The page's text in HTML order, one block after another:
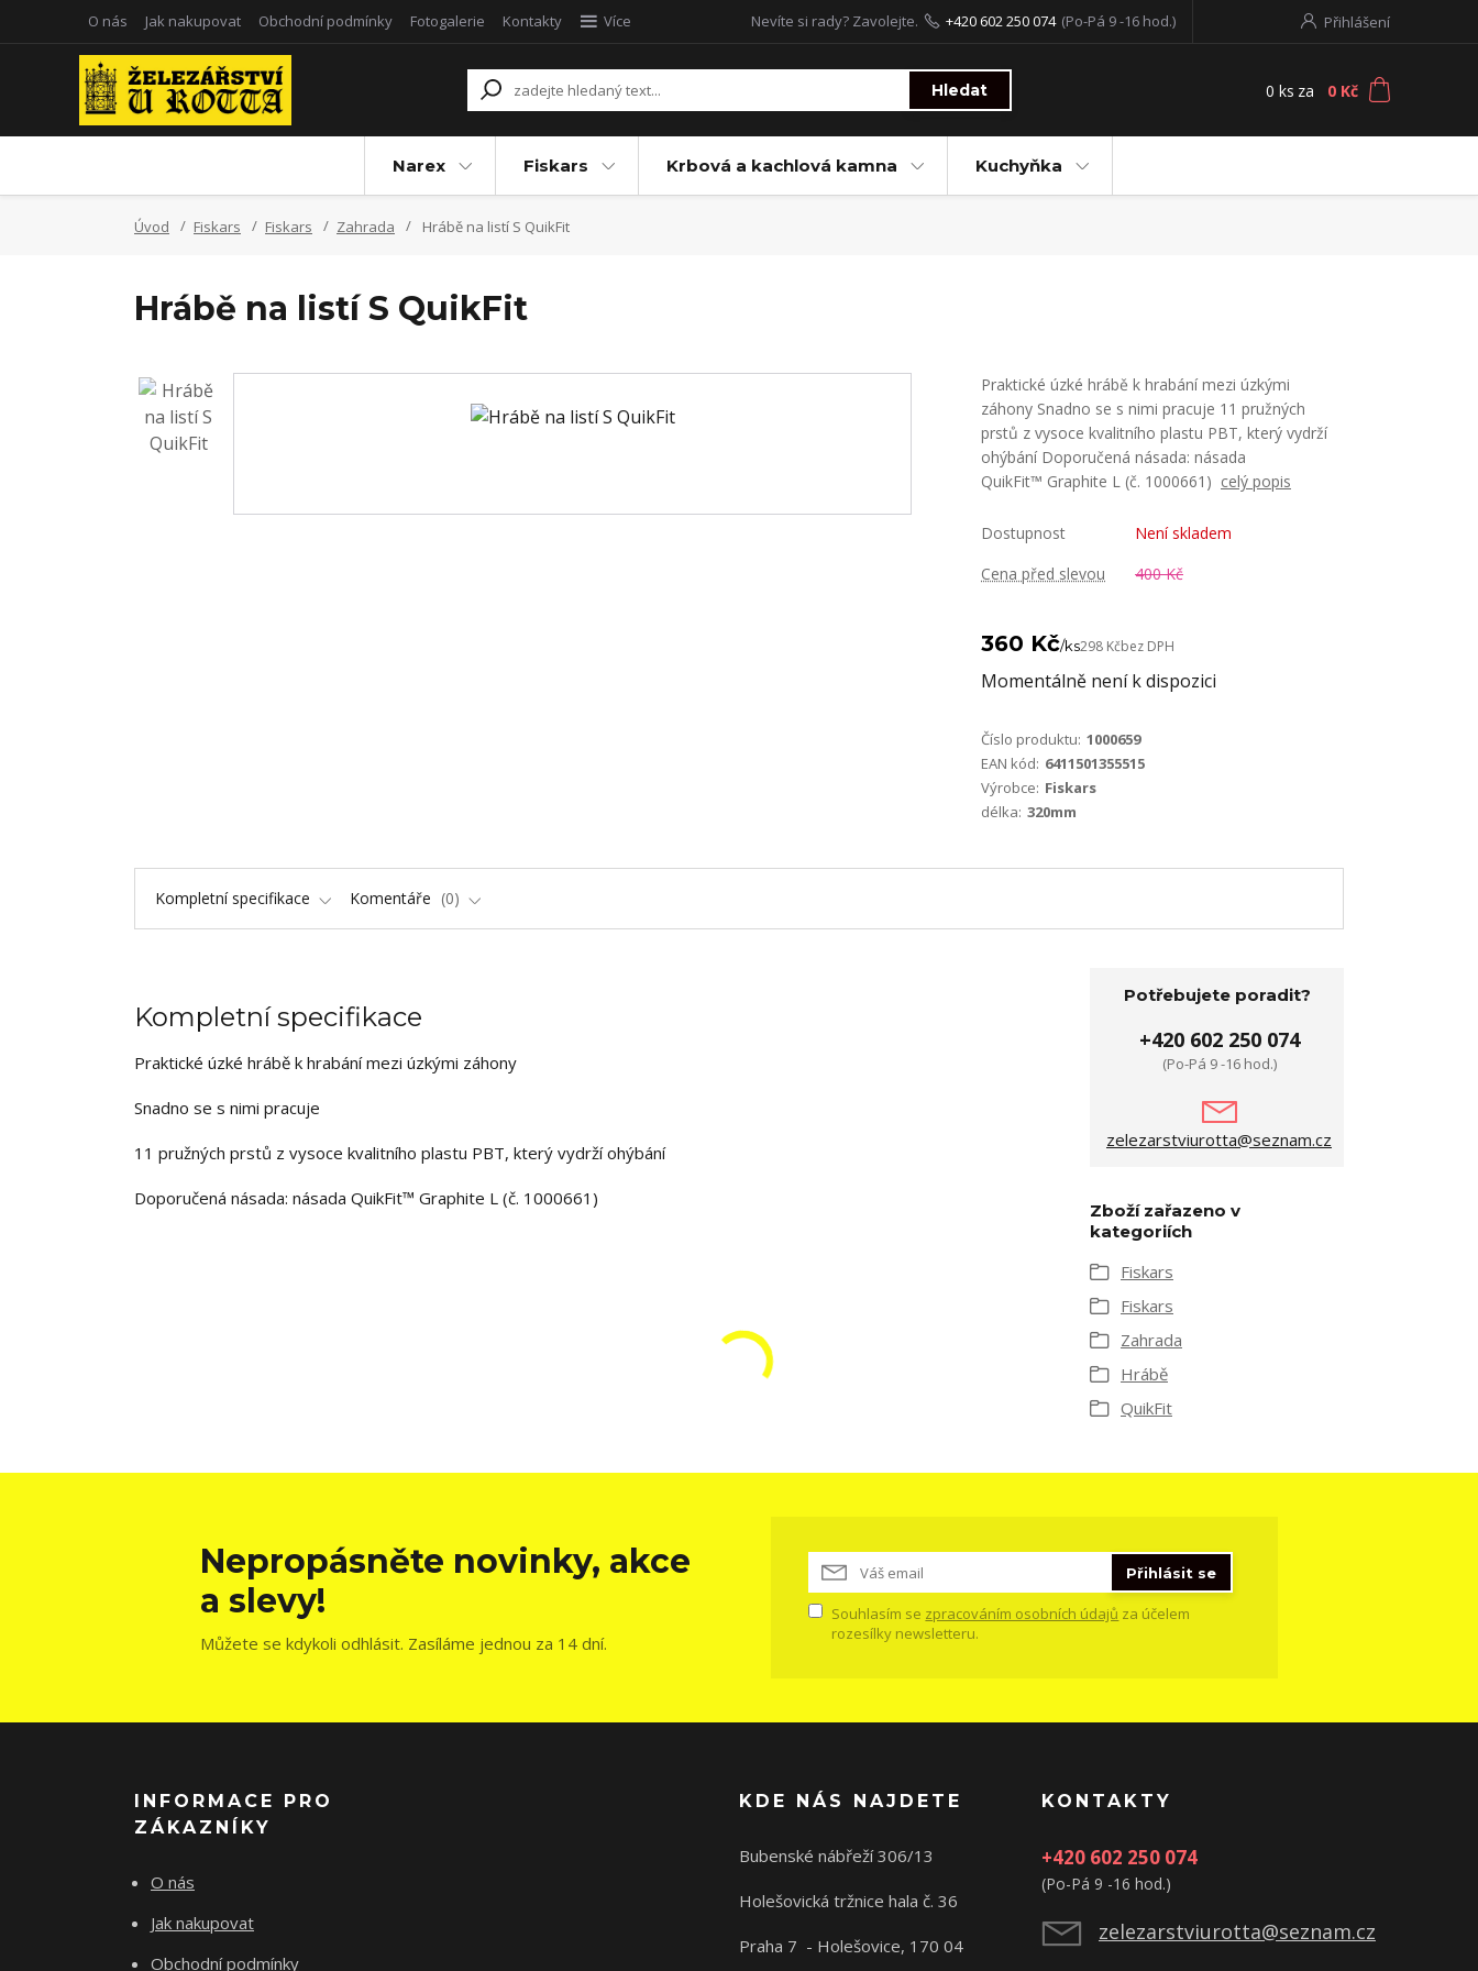
O nás Jak nakupovat Obchodní podmínky Fotogalerie Kontakty Více Přihlášení
Hledat
Nevíte si rady? Zavolejte. +420 602 250 074 (Po-Pá 9 -16 hod.)
0 ks za 0 Kč
Narex Fiskars Krbová a kachlová kamna Kuchyňka
Úvod Fiskars Fiskars Zahrada Hrábě na listí S QuikFit
Hrábě na listí S QuikFit
Praktické úzké hrábě k hrabání mezi úzkými
záhony Snadno se s nimi pracuje 11 pružných
prstů z vysoce kvalitního plastu PBT, který vydrží
ohýbání Doporučená násada: násada
QuikFit™ Graphite L (č. 1000661) celý popis
Dostupnost
Není skladem
Cena před slevou
400 Kč
360 Kč/ks298 Kčbez DPH
Momentálně není k dispozici
Číslo produktu: 1000659
EAN kód: 6411501355515
Výrobce: Fiskars
délka: 320mm
Kompletní specifikace Komentáře 0
Kompletní specifikace
Praktické úzké hrábě k hrabání mezi úzkými záhony
Snadno se s nimi pracuje
11 pružných prstů z vysoce kvalitního plastu PBT, který vydrží ohýbání
Doporučená násada: násada QuikFit™ Graphite L (č. 1000661)
Potřebujete poradit?
+420 602 250 074
(Po-Pá 9 -16 hod.)
zelezarstviurotta@seznam.cz
Zboží zařazeno v
kategoriích
Fiskars
Fiskars
Zahrada
Hrábě
QuikFit
Nepropásněte novinky, akce
a slevy!
Můžete se kdykoli odhlásit. Zasíláme jednou za 14 dní.
Přihlásit se
Souhlasím se zpracováním osobních údajů za účelem
rozesílky newsletteru.
INFORMACE PRO
ZÁKAZNÍKY
O nás
Jak nakupovat
Obchodní podmínky
KDE NÁS NAJDETE
Bubenské nábřeží 306/13
Holešovická tržnice hala č. 36
Praha 7 - Holešovice, 170 04
KONTAKTY
+420 602 250 074
(Po-Pá 9 -16 hod.)
zelezarstviurotta@seznam.cz